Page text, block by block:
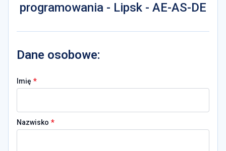
programowania - Lipsk - AE-AS-DE
Dane osobowe:
Imię *
Nazwisko *